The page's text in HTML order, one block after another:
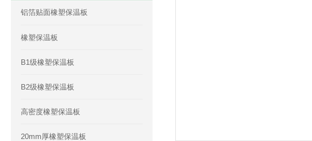
铝箔贴面橡塑保温板
橡塑保温板
B1级橡塑保温板
B2级橡塑保温板
高密度橡塑保温板
20mm厚橡塑保温板